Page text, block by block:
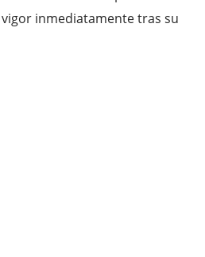
inmediatamente tras su